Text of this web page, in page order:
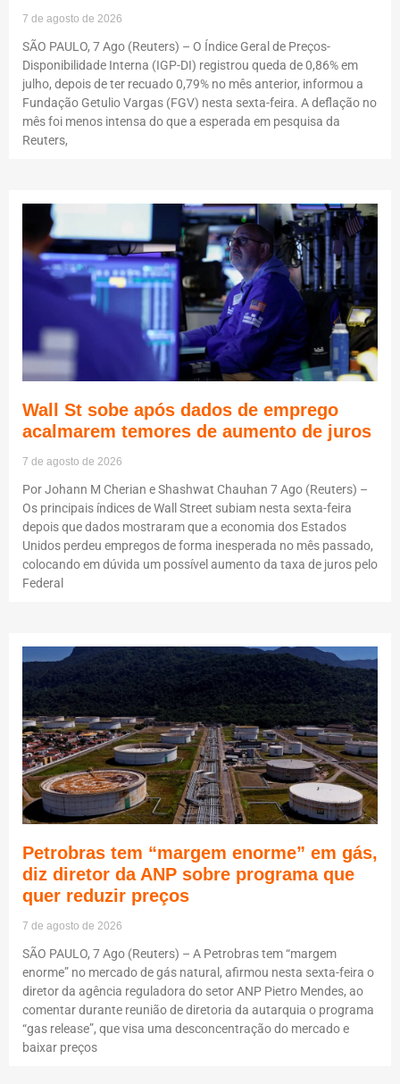
7 de agosto de 2026
SÃO PAULO, 7 Ago (Reuters) – O Índice Geral de Preços-
Disponibilidade Interna (IGP-DI) registrou queda de 0,86% em
julho, depois de ter recuado 0,79% no mês anterior, informou a
Fundação Getulio Vargas (FGV) nesta sexta-feira. A deflação no
mês foi menos intensa do que a esperada em pesquisa da
Reuters,
Wall St sobe após dados de emprego
acalmarem temores de aumento de juros
7 de agosto de 2026
Por Johann M Cherian e Shashwat Chauhan 7 Ago (Reuters) –
Os principais índices de Wall Street subiam nesta sexta-feira
depois que dados mostraram que a economia dos Estados
Unidos perdeu empregos de forma inesperada no mês passado,
colocando em dúvida um possível aumento da taxa de juros pelo
Federal
Petrobras tem “margem enorme” em gás,
diz diretor da ANP sobre programa que
quer reduzir preços
7 de agosto de 2026
SÃO PAULO, 7 Ago (Reuters) – A Petrobras tem “margem
enorme” no mercado de gás natural, afirmou nesta sexta-feira o
diretor da agência reguladora do setor ANP Pietro Mendes, ao
comentar durante reunião de diretoria da autarquia o programa
“gas release”, que visa uma desconcentração do mercado e
baixar preços